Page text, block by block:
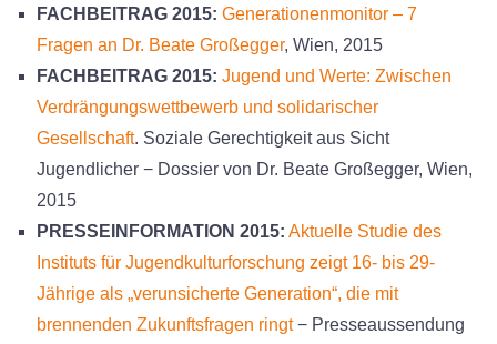
FACHBEITRAG 2015: Generationenmonitor – 7
Fragen an Dr. Beate Großegger, Wien, 2015
FACHBEITRAG 2015: Jugend und Werte: Zwischen
Verdrängungswettbewerb und solidarischer
Gesellschaft. Soziale Gerechtigkeit aus Sicht
Jugendlicher − Dossier von Dr. Beate Großegger, Wien,
2015
PRESSEINFORMATION 2015: Aktuelle Studie des
Instituts für Jugendkulturforschung zeigt 16- bis 29-
Jährige als „verunsicherte Generation“, die mit
brennenden Zukunftsfragen ringt− Presseaussendung